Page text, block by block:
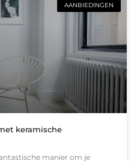
AANBIEDINGEN
keramische
manier om je